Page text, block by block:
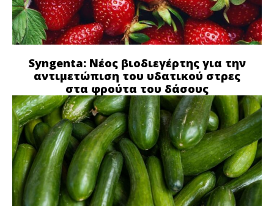
Syngenta: Νέος βιοδιεγέρτης για την
αντιμετώπιση του υδατικού στρες
στα φρούτα του δάσους